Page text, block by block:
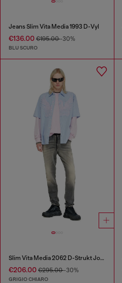
Jeans Slim Vita Media 1993 D-Vyl
€136.00 €195.00-30%
BLU SCURO
Slim Vita Media 2062 D-Strukt Joggjeans®
€206.00 €295.00-30%
GRIGIO CHIARO